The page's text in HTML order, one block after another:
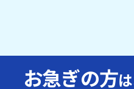
お急ぎの方